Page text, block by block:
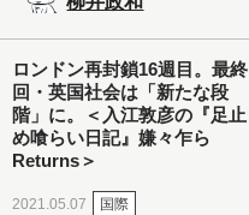
ロンドン再封鎖16週目。最終
回・英国社会は「新たな段
階」に。＜入江敦彦の『足止
め喰らい日記』嫌々乍ら
Returns＞
2021.05.07 国際